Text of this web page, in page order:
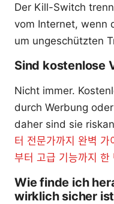
Der Kill-Switch
vom Internet, wenn
um ungeschützten
Sind kostenlose
Nicht immer.
durch Werbung
daher sind sie
터 전문가까지 완벽
부터 고급 기능까지 한
Wie finde ich
wirklich sicher